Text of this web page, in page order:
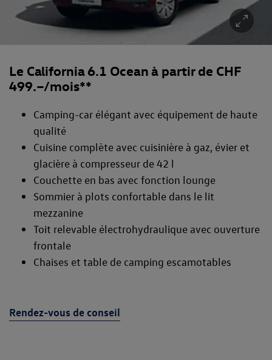
Le California 6.1 Ocean à partir de CHF
499.–/mois**
Camping-car élégant avec équipement de haute
qualité
Cuisine complète avec cuisinière à gaz, évier et
glacière à compresseur de 42 l
Couchette en bas avec fonction lounge
Sommier à plots confortable dans le lit
mezzanine
Toit relevable électrohydraulique avec ouverture
frontale
Chaises et table de camping escamotables
Rendez-vous de conseil